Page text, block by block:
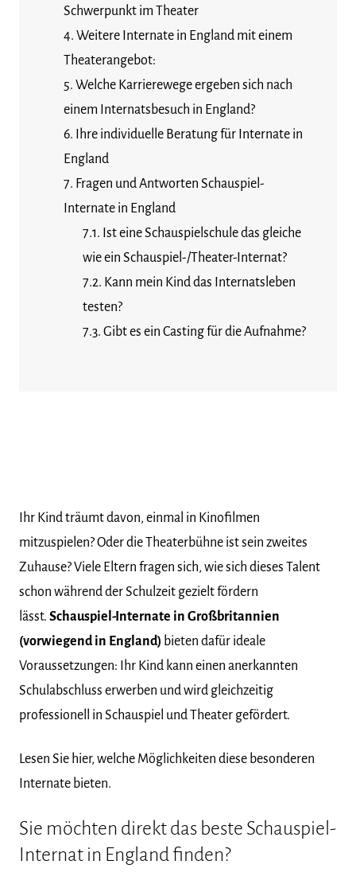
Schwerpunkt im Theater
Weitere Internate in England mit einem
Theaterangebot:
Welche Karrierewege ergeben sich nach
einem Internatsbesuch in England?
Ihre individuelle Beratung für Internate in
England
Fragen und Antworten Schauspiel-
Internate in England
Ist eine Schauspielschule das gleiche
wie ein Schauspiel-/Theater-Internat?
Kann mein Kind das Internatsleben
testen?
Gibt es ein Casting für die Aufnahme?
Ihr Kind träumt davon, einmal in Kinofilmen
mitzuspielen? Oder die Theaterbühne ist sein zweites
Zuhause? Viele Eltern fragen sich, wie sich dieses Talent
schon während der Schulzeit gezielt fördern
lässt. Schauspiel-Internate in Großbritannien
(vorwiegend in England) bieten dafür ideale
Voraussetzungen: Ihr Kind kann einen anerkannten
Schulabschluss erwerben und wird gleichzeitig
professionell in Schauspiel und Theater gefördert.
Lesen Sie hier, welche Möglichkeiten diese besonderen
Internate bieten.
Sie möchten direkt das beste Schauspiel-
Internat in England finden?